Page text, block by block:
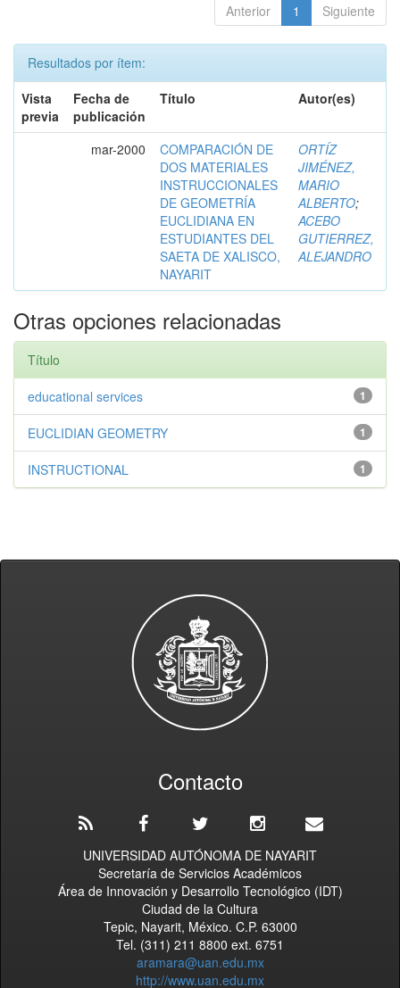
Anterior 1 Siguiente
Resultados por ítem:
Vista
previa
Fecha de
publicación
Título Autor(es)
mar-2000
COMPARACIÓN DE
DOS MATERIALES
INSTRUCCIONALES
DE GEOMETRÍA
EUCLIDIANA EN
ESTUDIANTES DEL
SAETA DE XALISCO,
NAYARIT
ORTÍZ
JIMÉNEZ,
MARIO
ALBERTO;
ACEBO
GUTIERREZ,
ALEJANDRO
Otras opciones relacionadas
Título
1
educational services
1
EUCLIDIAN GEOMETRY
1
INSTRUCTIONAL
Contacto
UNIVERSIDAD AUTÓNOMA DE NAYARIT
Secretaría de Servicios Académicos
Área de Innovación y Desarrollo Tecnológico (IDT)
Ciudad de la Cultura
Tepic, Nayarit, México. C.P. 63000
Tel. (311) 211 8800 ext. 6751
aramara@uan.edu.mx
http://www.uan.edu.mx